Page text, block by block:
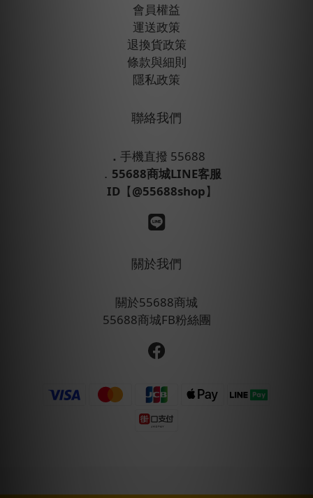
會員權益
運送政策
退換貨政策
條款與細則
隱私政策
聯絡我們
． 手機直撥 55688
． 55688商城LINE客服
ID 【@55688shop】
關於我們
關於55688商城
55688商城FB粉絲團